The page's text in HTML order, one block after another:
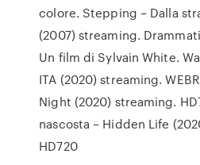
colore. Stepping – Dalla
(2007) streaming.
Un film di Sylvain White.
ITA (2020) streaming.
Night (2020) streaming.
nascosta – Hidden Life
HD720